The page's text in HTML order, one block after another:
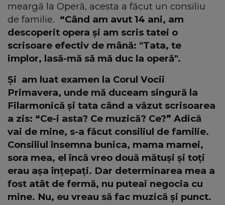
meargă la Operă, acesta a făcut un consiliu
de familie. “Când am avut 14 ani, am
descoperit opera și am scris tatei o
scrisoare efectiv de mână: "Tata, te
implor, lasă-mă să mă duc la operă".
Și am luat examen la Corul Vocii
Primavera, unde mă duceam singură la
Filarmonică și tata când a văzut scrisoarea
a zis: “Ce-i asta? Ce muzică? Ce?” Adică
vai de mine, s-a făcut consiliul de familie.
Consiliul însemna bunica, mama mamei,
sora mea, el încă vreo două mătuși și toți
erau așa înțepați. Dar determinarea mea a
fost atât de fermă, nu puteai negocia cu
mine. Nu, eu vreau să fac muzică și punct.